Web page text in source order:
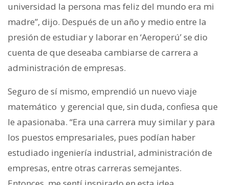
universidad la persona mas feliz del mundo era mi
madre”, dijo. Después de un año y medio entre la
presión de estudiar y laborar en ‘Aeroperú’ se dio
cuenta de que deseaba cambiarse de carrera a
administración de empresas.
Seguro de sí mismo, emprendió un nuevo viaje
matemático y gerencial que, sin duda, confiesa que
le apasionaba. “Era una carrera muy similar y para
los puestos empresariales, pues podían haber
estudiado ingeniería industrial, administración de
empresas, entre otras carreras semejantes.